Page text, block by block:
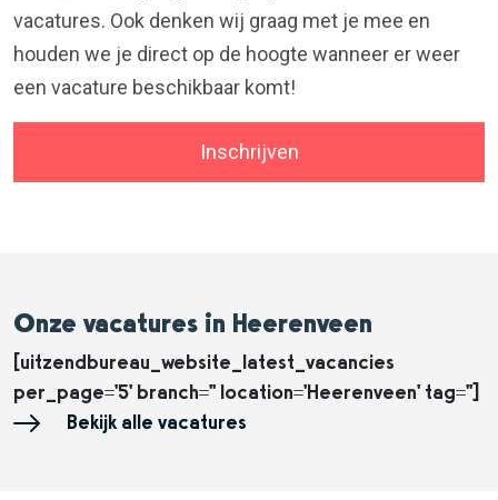
vacatures. Ook denken wij graag met je mee en
houden we je direct op de hoogte wanneer er weer
een vacature beschikbaar komt!
Inschrijven
Onze vacatures in Heerenveen
[uitzendbureau_website_latest_vacancies
per_page='5' branch='' location='Heerenveen' tag='']
Bekijk alle vacatures